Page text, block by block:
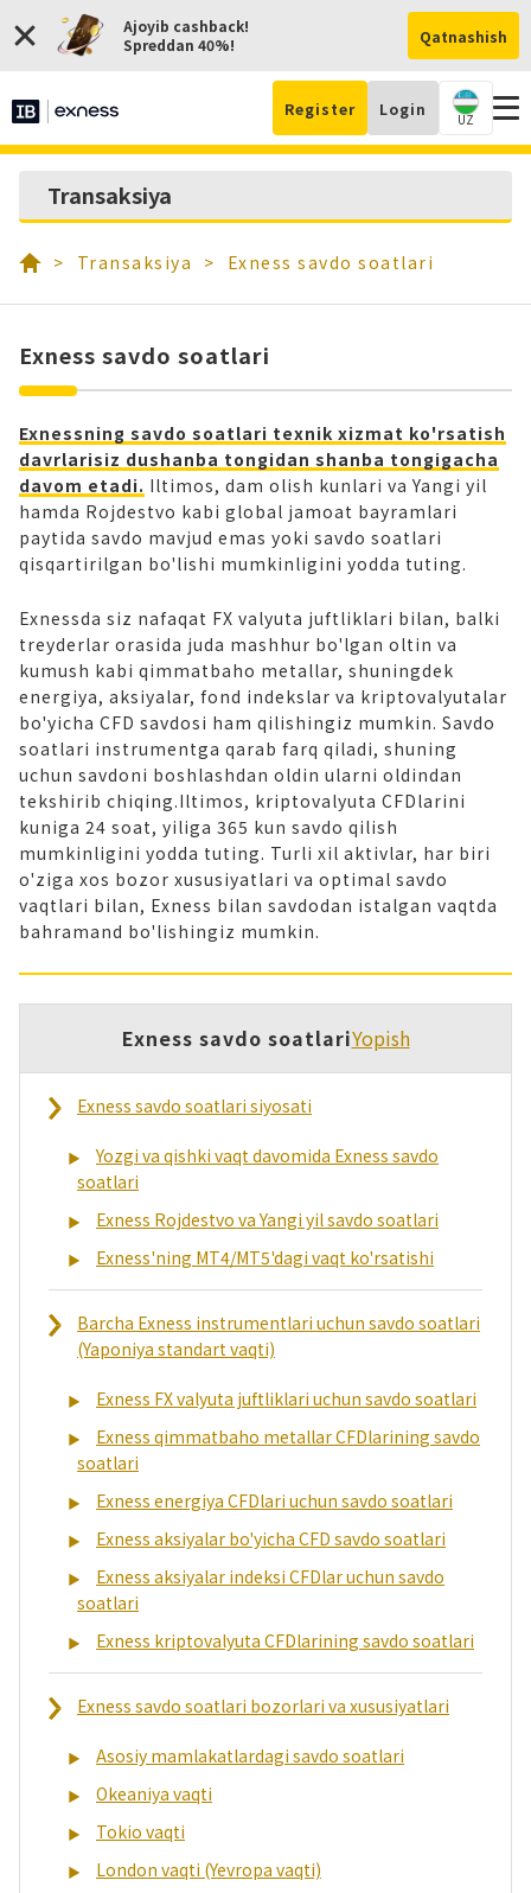
Ajoyib cashback!
Spreddan 40%!
Qatnashish
Register Login
UZ
Transaksiya
Transaksiya Exness savdo soatlari
Exness savdo soatlari
Exnessning savdo soatlari texnik xizmat ko'rsatish
davrlarisiz dushanba tongidan shanba tongigacha
davom etadi. Iltimos, dam olish kunlari va Yangi yil
hamda Rojdestvo kabi global jamoat bayramlari
paytida savdo mavjud emas yoki savdo soatlari
qisqartirilgan bo'lishi mumkinligini yodda tuting.
Exnessda siz nafaqat FX valyuta juftliklari bilan, balki
treyderlar orasida juda mashhur bo'lgan oltin va
kumush kabi qimmatbaho metallar, shuningdek
energiya, aksiyalar, fond indekslar va kriptovalyutalar
bo'yicha CFD savdosi ham qilishingiz mumkin. Savdo
soatlari instrumentga qarab farq qiladi, shuning
uchun savdoni boshlashdan oldin ularni oldindan
tekshirib chiqing.Iltimos, kriptovalyuta CFDlarini
kuniga 24 soat, yiliga 365 kun savdo qilish
mumkinligini yodda tuting. Turli xil aktivlar, har biri
o'ziga xos bozor xususiyatlari va optimal savdo
vaqtlari bilan, Exness bilan savdodan istalgan vaqtda
bahramand bo'lishingiz mumkin.
Exness savdo soatlariYopish
Exness savdo soatlari siyosati
Yozgi va qishki vaqt davomida Exness savdo
soatlari
Exness Rojdestvo va Yangi yil savdo soatlari
Exness'ning MT4/MT5'dagi vaqt ko'rsatishi
Barcha Exness instrumentlari uchun savdo soatlari
(Yaponiya standart vaqti)
Exness FX valyuta juftliklari uchun savdo soatlari
Exness qimmatbaho metallar CFDlarining savdo
soatlari
Exness energiya CFDlari uchun savdo soatlari
Exness aksiyalar bo'yicha CFD savdo soatlari
Exness aksiyalar indeksi CFDlar uchun savdo
soatlari
Exness kriptovalyuta CFDlarining savdo soatlari
Exness savdo soatlari bozorlari va xususiyatlari
Asosiy mamlakatlardagi savdo soatlari
Okeaniya vaqti
Tokio vaqti
London vaqti (Yevropa vaqti)